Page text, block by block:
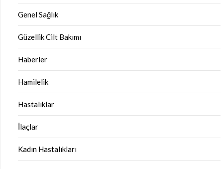
Genel Sağlık
Güzellik Cilt Bakımı
Haberler
Hamilelik
Hastalıklar
İlaçlar
Kadın Hastalıkları